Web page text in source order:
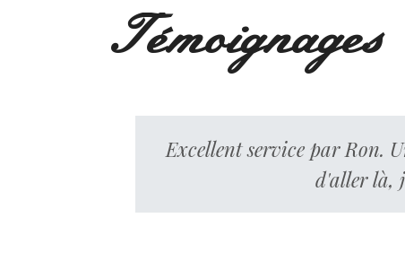
Témoignages
Excellent service par Ron.
d'aller là,